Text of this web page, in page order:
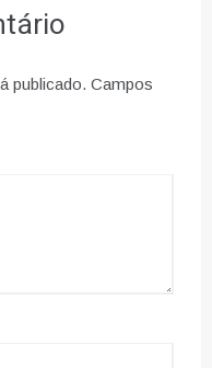
publicado. Campos